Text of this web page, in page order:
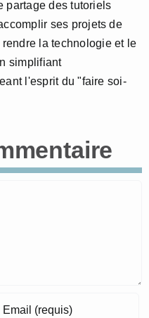
partage des tutoriels
ses projets de
la technologie et le
simplifiant
l'esprit du "faire soi-